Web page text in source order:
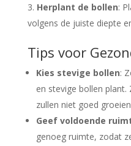
Herplant de bollen:
volgens de juiste diepte
Tips voor
Kies stevige bollen:
en stevige bollen
zullen niet goed
Geef voldoende
genoeg ruimte, zodat